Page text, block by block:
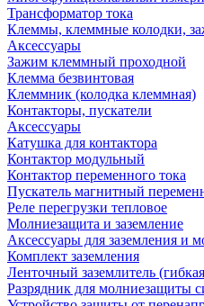
Трансформатор тока
Клеммы, клеммные колодки,
Аксессуары
Зажим клеммный проходной
Клемма безвинтовая
Клеммник (колодка клеммная)
Контакторы, пускатели
Аксессуары
Катушка для контактора
Контактор модульный
Контактор переменного тока
Пускатель магнитный
Реле перегрузки тепловое
Молниезащита и заземление
Аксессуары для заземления и
Комплект заземления
Ленточный заземлитель
Разрядник для молниезащиты